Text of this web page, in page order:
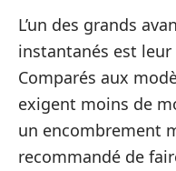
L’un des grands
instantanés est
Comparés aux
exigent moins de
un encombrement
recommandé de